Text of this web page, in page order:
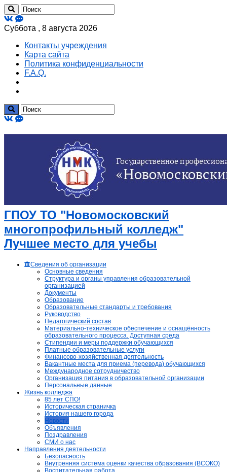
Суббота , 8 августа 2026
Контакты учреждения
Карта сайта
Политика конфиденциальности
F.A.Q.
ГПОУ ТО "Новомосковский
многопрофильный колледж"
Лучшее место для учебы
Сведения об организации
Основные сведения
Структура и органы управления образовательной
организацией
Документы
Образование
Образовательные стандарты и требования
Руководство
Педагогический состав
Материально-техническое обеспечение и оснащённость
образовательного процесса. Доступная среда
Стипендии и меры поддержки обучающихся
Платные образовательные услуги
Финансово-хозяйственная деятельность
Вакантные места для приема (перевода) обучающихся
Международное сотрудничество
Организация питания в образовательной организации
Персональные данные
Жизнь колледжа
85 лет СПО!
Историческая страничка
История нашего города
Новости
Объявления
Поздравления
СМИ о нас
Направления деятельности
Безопасность
Внутренняя система оценки качества образования (ВСОКО)
Воспитательная работа